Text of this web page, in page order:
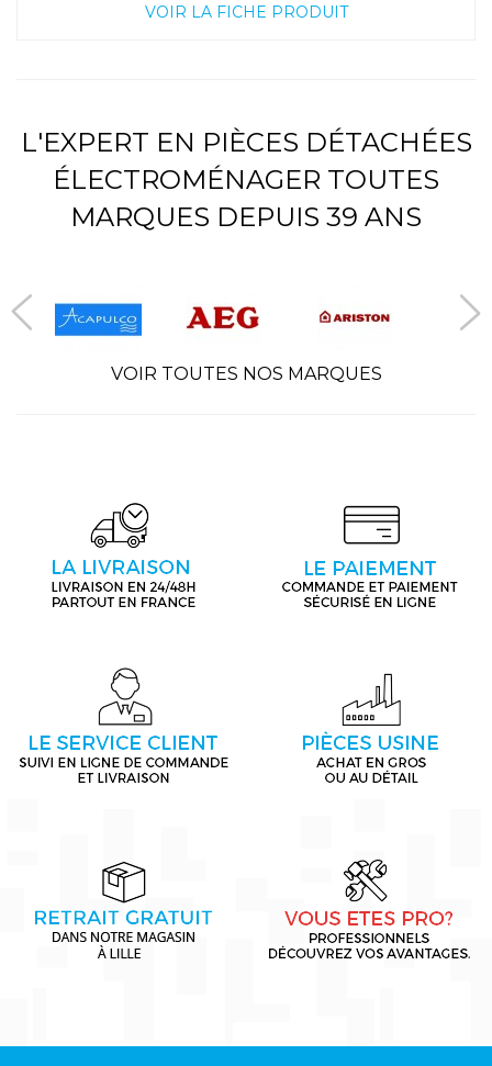
VOIR LA FICHE PRODUIT
L'EXPERT EN PIÈCES DÉTACHÉES
ÉLECTROMÉNAGER TOUTES
MARQUES DEPUIS 39 ANS
VOIR TOUTES NOS MARQUES